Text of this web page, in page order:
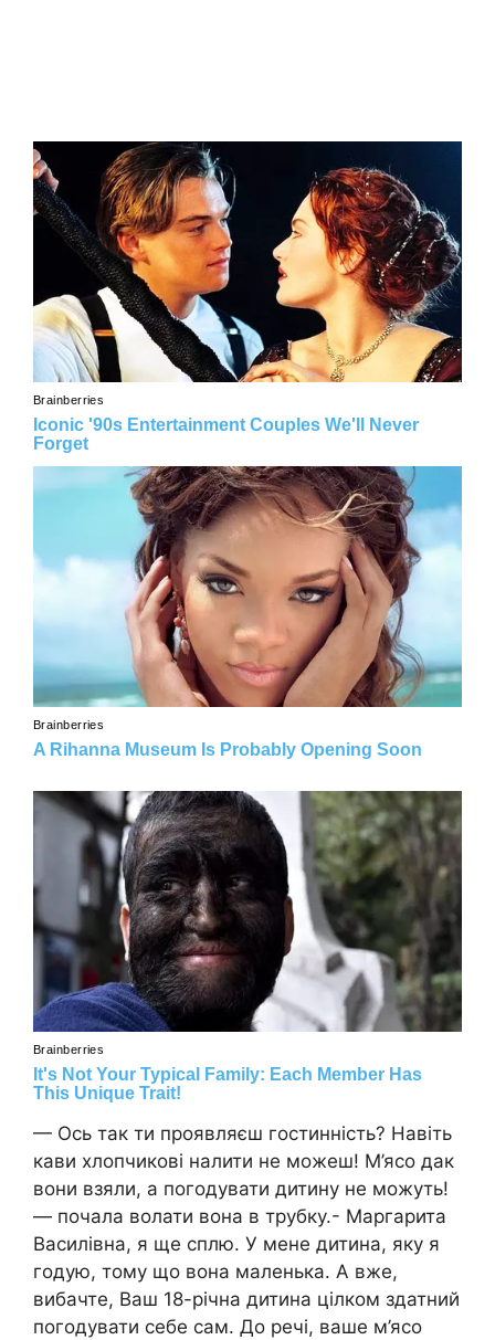
— Ось так ти проявляєш гостинність? Навіть
кави хлопчикові налити не можеш! М’ясо дак
вони взяли, а погодувати дитину не можуть!
— почала волати вона в трубку.- Маргарита
Василівна, я ще сплю. У мене дитина, яку я
годую, тому що вона маленька. А вже,
вибачте, Ваш 18-річна дитина цілком здатний
погодувати себе сам. До речі, ваше м’ясо